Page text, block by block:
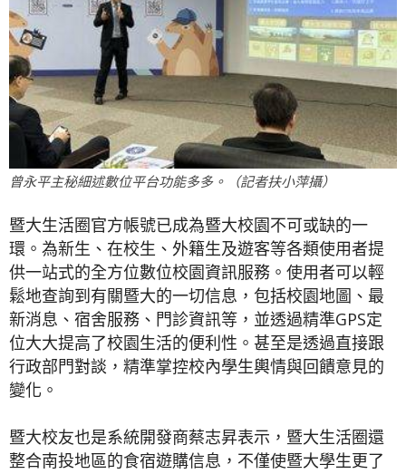
曾永平主秘細述數位平台功能多多。（記者扶小萍攝）
暨大生活圈官方帳號已成為暨大校園不可或缺的一
環。為新生、在校生、外籍生及遊客等各類使用者提
供一站式的全方位數位校園資訊服務。使用者可以輕
鬆地查詢到有關暨大的一切信息，包括校園地圖、最
新消息、宿舍服務、門診資訊等，並透過精準GPS定
位大大提高了校園生活的便利性。甚至是透過直接跟
行政部門對談，精準掌控校內學生輿情與回饋意見的
變化。
暨大校友也是系統開發商蔡志昇表示，暨大生活圈還
整合南投地區的食宿遊購信息，不僅使暨大學生更了